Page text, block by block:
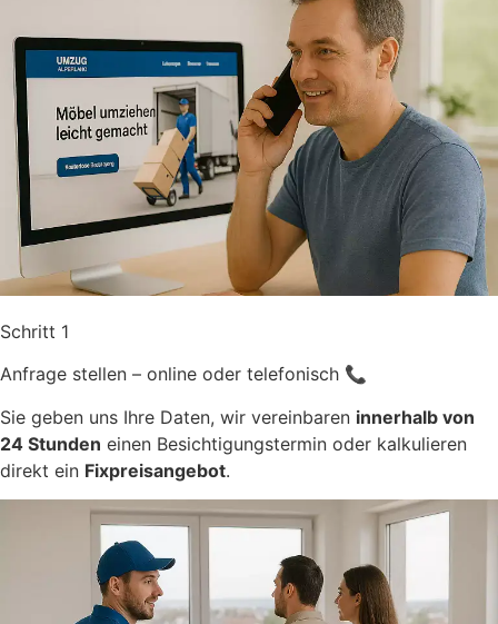
Schritt 1
Anfrage stellen – online oder telefonisch 📞
Sie geben uns Ihre Daten, wir vereinbaren innerhalb von
24 Stunden einen Besichtigungstermin oder kalkulieren
direkt ein Fixpreisangebot.